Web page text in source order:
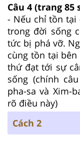
Câu 4 (trang 85
- Nếu chỉ tồn tại
trong đời sống
tức bị phá vỡ.
cùng tồn tại
thứ đạt tới sự
sống (chính
pha-sa và Xim-
rõ điều này)
Cách 2